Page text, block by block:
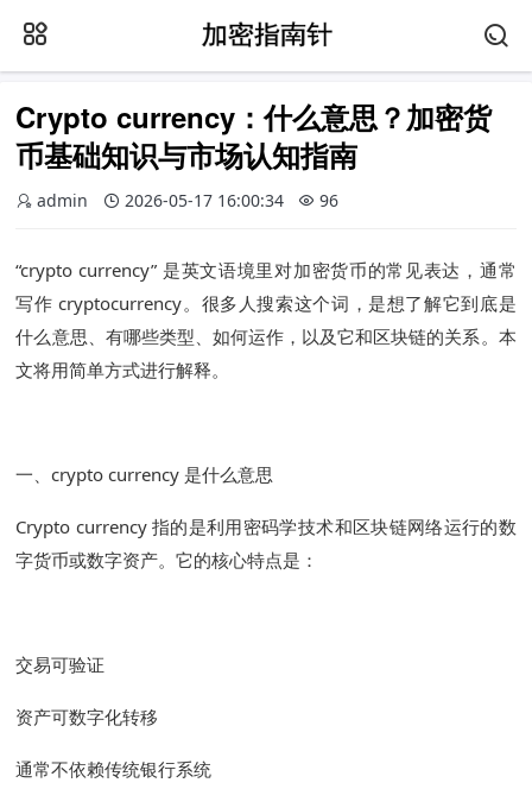
Crypto currency：什么意思？加密货
币基础知识与市场认知指南
admin 2026-05-17 16:00:34 96
“crypto currency” 是英文语境里对加密货币的常见表达，通常
写作 cryptocurrency。很多人搜索这个词，是想了解它到底是
什么意思、有哪些类型、如何运作，以及它和区块链的关系。本
文将用简单方式进行解释。
一、crypto currency 是什么意思
Crypto currency 指的是利用密码学技术和区块链网络运行的数
字货币或数字资产。它的核心特点是：
交易可验证
资产可数字化转移
通常不依赖传统银行系统